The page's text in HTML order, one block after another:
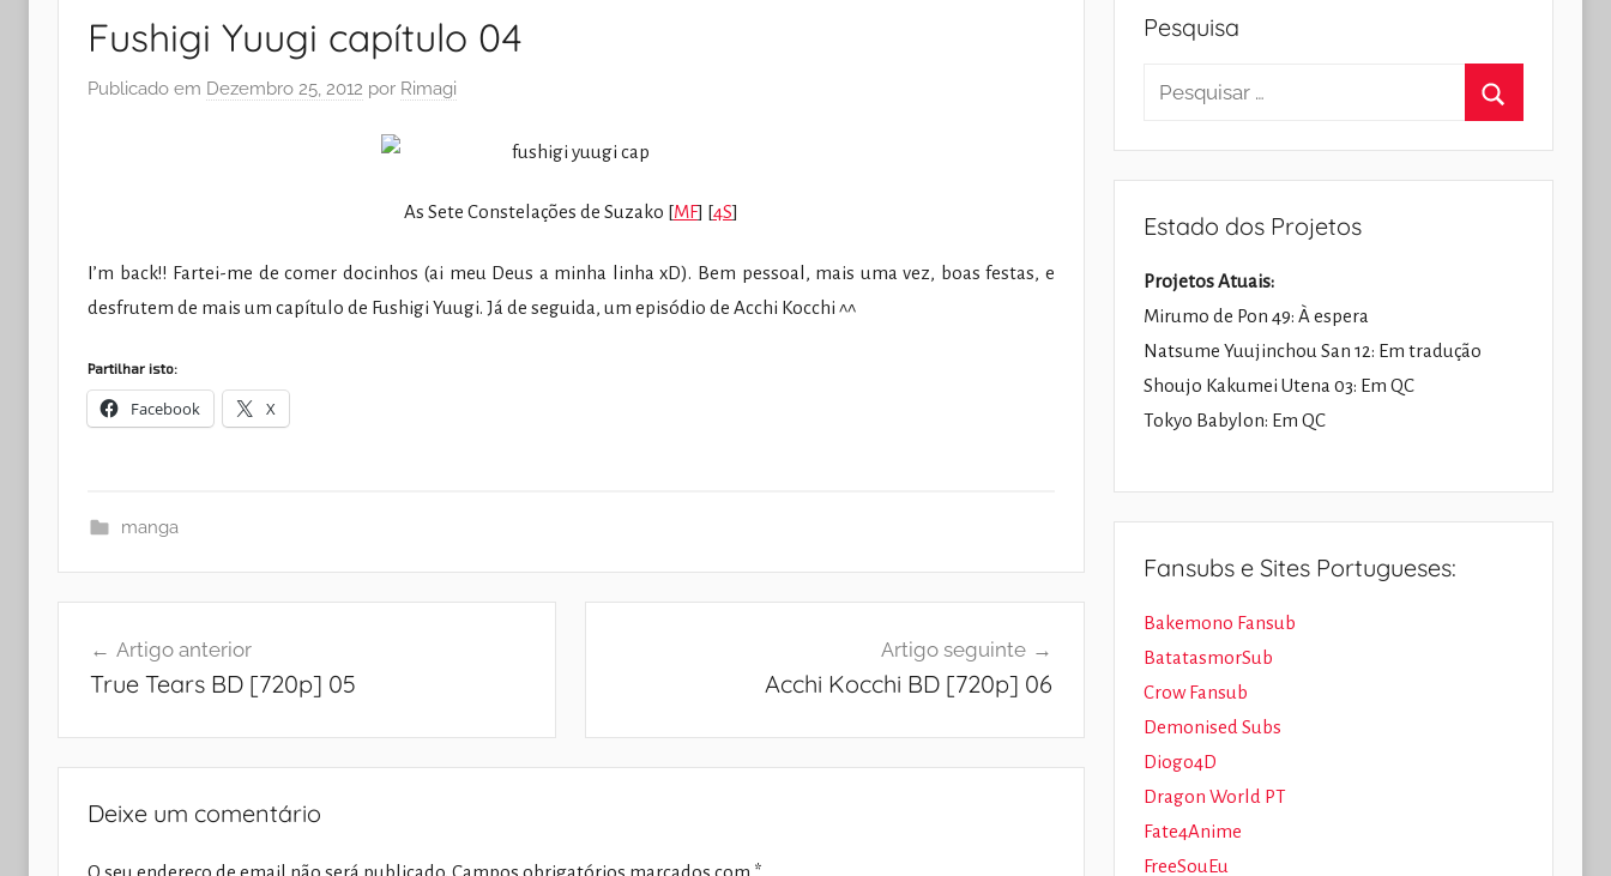
Fushigi Yuugi capítulo 04
Publicado em Dezembro 25, 2012 por Rimagi
As Sete Constelações de Suzako [MF] [4S]
I’m back!! Fartei-me de comer docinhos (ai meu Deus a minha linha xD). Bem pessoal, mais uma vez, boas festas, e
desfrutem de mais um capítulo de Fushigi Yuugi. Já de seguida, um episódio de Acchi Kocchi ^^
Partilhar isto:
Facebook X
manga
Artigo anterior
True Tears BD [720p] 05
Artigo seguinte
Acchi Kocchi BD [720p] 06
Deixe um comentário
O seu endereço de email não será publicado. Campos obrigatórios marcados com *
Pesquisa
Pesquisar
Estado dos Projetos
Projetos Atuais:
Mirumo de Pon 49: À espera
Natsume Yuujinchou San 12: Em tradução
Shoujo Kakumei Utena 03: Em QC
Tokyo Babylon: Em QC
Fansubs e Sites Portugueses:
Bakemono Fansub
BatatasmorSub
Crow Fansub
Demonised Subs
Diogo4D
Dragon World PT
Fate4Anime
FreeSouEu